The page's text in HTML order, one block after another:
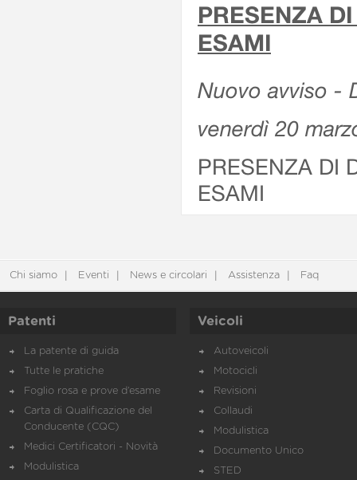
PRESENZA
ESAMI
Nuovo avviso -
venerdì 20
PRESENZA DI
ESAMI
Chi siamo Eventi News e circolari Assistenza Faq
Patenti
La patente di guida
Tutte le pratiche
Foglio rosa e prove d’esame
Carta di Qualificazione del
Conducente (CQC)
Medici Certificatori - Novità
Modulistica
Veicoli
Autoveicoli
Motocicli
Revisioni
Collaudi
Modulistica
Documento Unico
STED